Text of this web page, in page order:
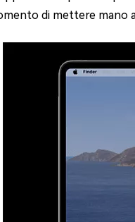
gratuito
di mettere mano